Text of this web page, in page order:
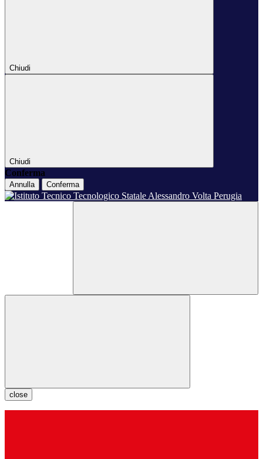
Chiudi
Chiudi
Conferma
Annulla Conferma
close